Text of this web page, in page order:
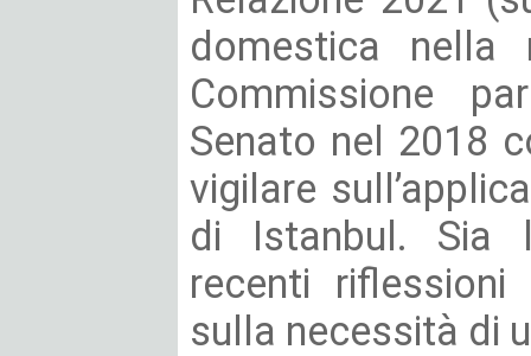
domestica nella
Commissione
Senato nel 2018
vigilare
di Istanbul. Sia
recenti riflessioni
sulla necessità di